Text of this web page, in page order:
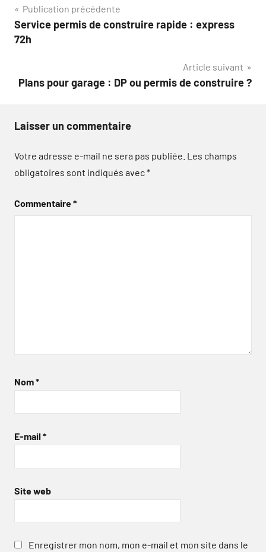
Navigation
de
Publication précédente
Service permis de construire rapide : express
72h
Article suivant
Plans pour garage : DP ou permis de construire ?
Laisser un commentaire
Votre adresse e-mail ne sera pas publiée. Les champs
obligatoires sont indiqués avec*
Commentaire*
Nom*
E-mail *
Site web
Enregistrer mon nom, mon e-mail et mon site dans le